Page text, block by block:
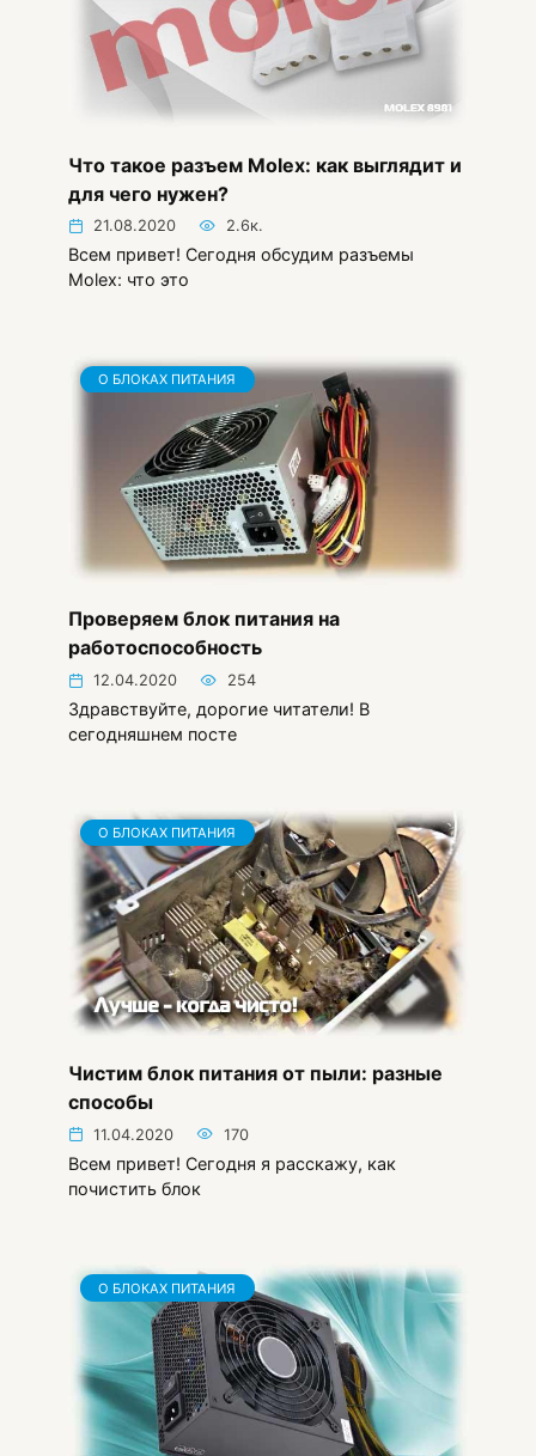
Что такое разъем Molex: как выглядит и
для чего нужен?
21.08.2020 2.6к.
Всем привет! Сегодня обсудим разъемы
Molex: что это
О БЛОКАХ ПИТАНИЯ
Проверяем блок питания на
работоспособность
12.04.2020 254
Здравствуйте, дорогие читатели! В
сегодняшнем посте
О БЛОКАХ ПИТАНИЯ
Чистим блок питания от пыли: разные
способы
11.04.2020 170
Всем привет! Сегодня я расскажу, как
почистить блок
О БЛОКАХ ПИТАНИЯ